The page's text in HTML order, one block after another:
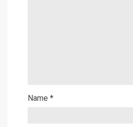
Name *